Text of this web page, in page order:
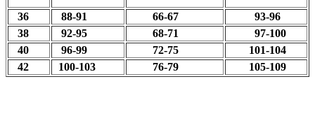
36 88-91 66-67
93-96
38
92-95 68-71
97-100
40
96-99 72-75
101-104
42
100-103 76-79 105-109